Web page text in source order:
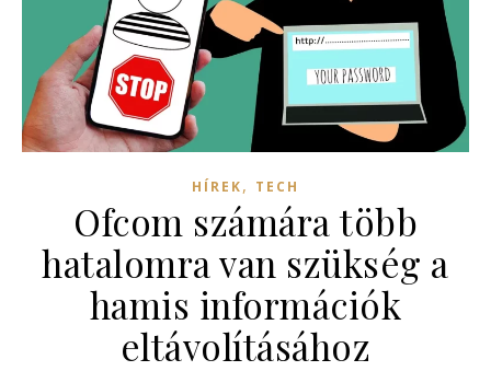
HÍREK, TECH
Ofcom számára több
hatalomra van szükség a
hamis információk
eltávolításához